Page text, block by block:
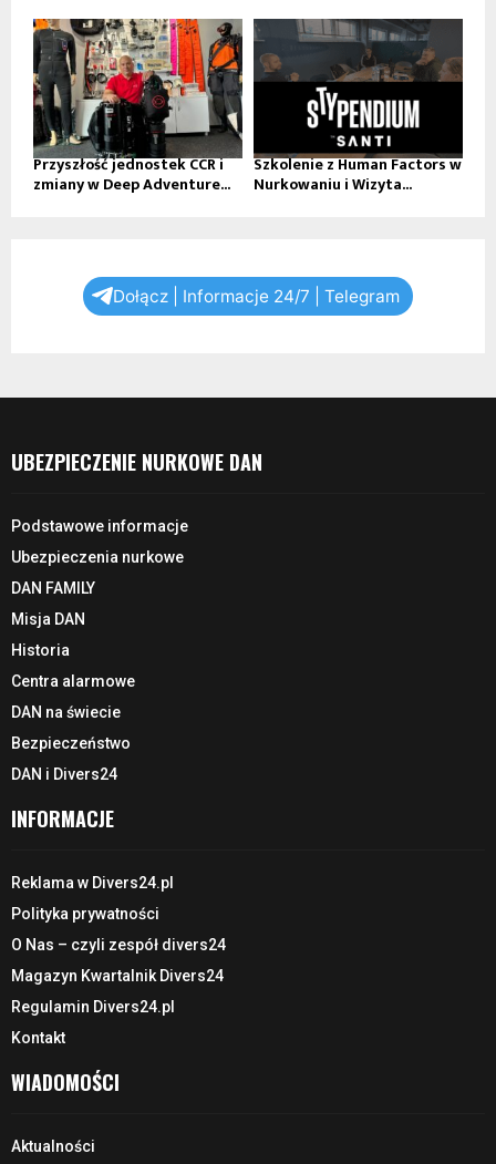
Przyszłość jednostek CCR i
zmiany w Deep Adventure...
Szkolenie z Human Factors w
Nurkowaniu i Wizyta...
Dołącz | Informacje 24/7 | Telegram
UBEZPIECZENIE NURKOWE DAN
Podstawowe informacje
Ubezpieczenia nurkowe
DAN FAMILY
Misja DAN
Historia
Centra alarmowe
DAN na świecie
Bezpieczeństwo
DAN i Divers24
INFORMACJE
Reklama w Divers24.pl
Polityka prywatności
O Nas – czyli zespół divers24
Magazyn Kwartalnik Divers24
Regulamin Divers24.pl
Kontakt
WIADOMOŚCI
Aktualności